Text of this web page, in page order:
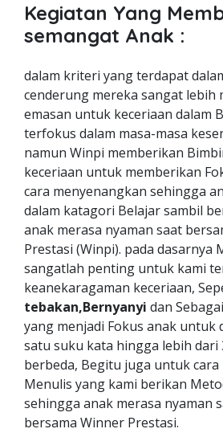
Kegiatan Yang
semangat Anak :
dalam kriteri yang terdapat
cenderung mereka sangat lebih
emasan untuk keceriaan dalam
terfokus dalam masa-masa
namun Winpi memberikan
keceriaan untuk memberikan
cara menyenangkan sehingga
dalam katagori Belajar sambil
anak merasa nyaman saat
Prestasi (Winpi). pada dasarnya
sangatlah penting untuk kami
keanekaragaman keceriaan,
tebakan,Bernyanyi dan
yang menjadi Fokus anak untuk
satu suku kata hingga lebih dari
berbeda, Begitu juga untuk
Menulis yang kami berikan
sehingga anak merasa nyaman
bersama Winner Prestasi.